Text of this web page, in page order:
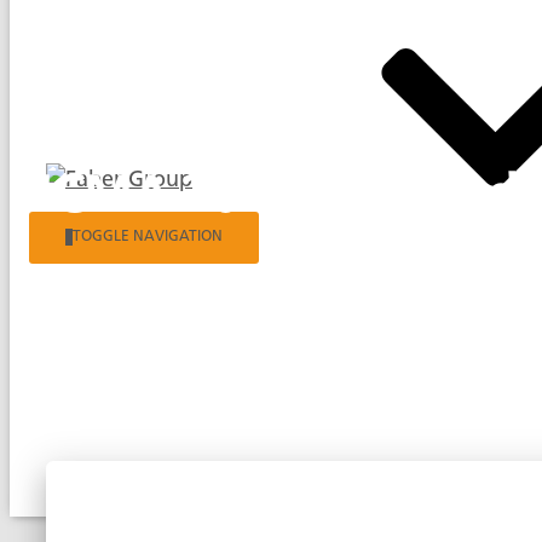
TOGGLE NAVIGATION
EICMA 2024: Das